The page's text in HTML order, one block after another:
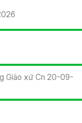
Giáo xứ Cn 20-09-